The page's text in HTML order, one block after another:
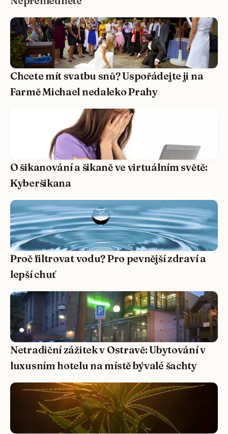
Chcete mít svatbu snů? Uspořádejte ji na
Farmě Michael nedaleko Prahy
O šikanování a šikaně ve virtuálním světě:
Kyberšikana
Proč filtrovat vodu? Pro pevnější zdraví a
lepší chuť
Netradiční zážitek v Ostravě: Ubytování v
luxusním hotelu na místě bývalé šachty